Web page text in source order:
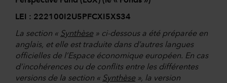
LEI : 222100I2U5PFCXI5XS34
La section « Synthèse » ci-dessous a été préparée en
anglais, et elle est traduite dans d’autres langues
officielles de l’Espace économique européen. En cas
d’incohérences ou de conflits entre les différentes
versions de la section « Synthèse », la version